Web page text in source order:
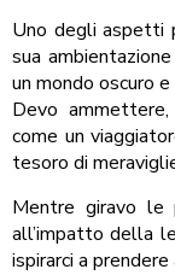
Uno degli aspetti
sua
un mondo oscuro
Devo
come un
tesoro di
Mentre giravo le
all’impatto della
ispirarci a